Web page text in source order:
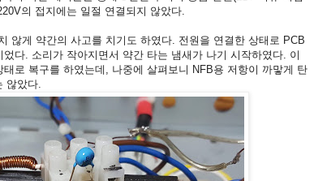
의 접지에는 일절 연결되지 않았다.
않게 약간의 사고를 치기도 하였다. 전원을 연결한 상태로 PCB
다. 소리가 작아지면서 약간 타는 냄새가 나기 시작하였다. 이
로 복구를 하였는데, 나중에 살펴보니 NFB용 저항이 까맣게 탄
않았다.